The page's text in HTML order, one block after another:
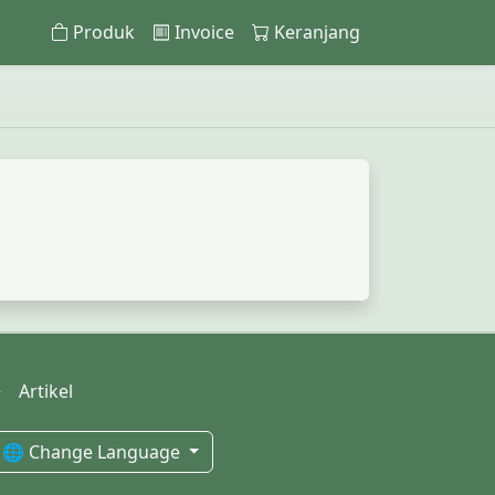
Produk Invoice Keranjang
Artikel
🌐 Change Language